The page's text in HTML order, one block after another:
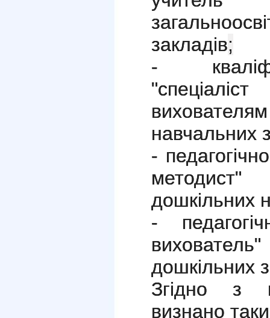
закладів;
-
навчальних
-
дошкільних
-
дошкільних
Згідно з
визнано